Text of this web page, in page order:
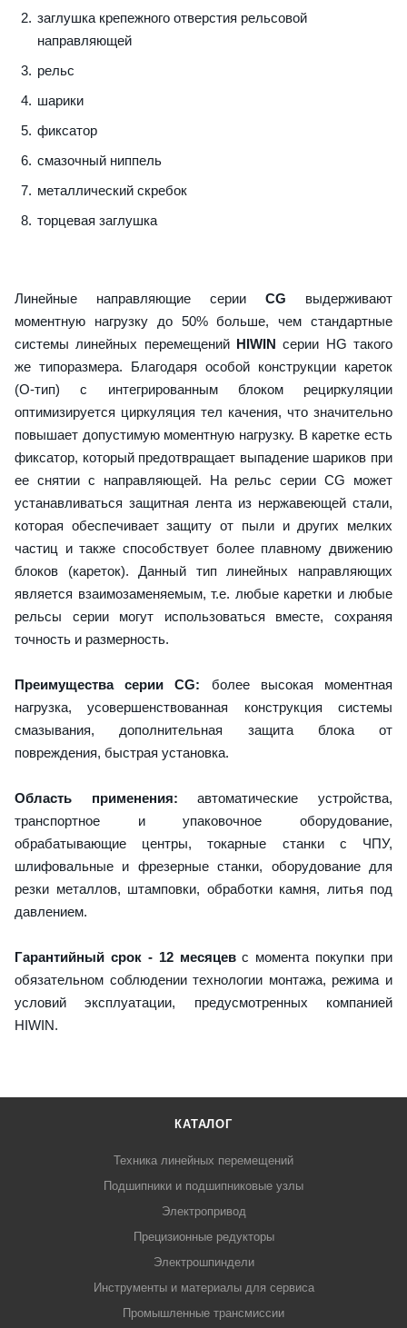
заглушка крепежного отверстия рельсовой
направляющей
рельс
шарики
фиксатор
смазочный ниппель
металлический скребок
торцевая заглушка
Линейные направляющие серии CG выдерживают
моментную нагрузку до 50% больше, чем стандартные
системы линейных перемещений HIWIN серии HG такого
же типоразмера. Благодаря особой конструкции кареток
(О-тип) с интегрированным блоком рециркуляции
оптимизируется циркуляция тел качения, что значительно
повышает допустимую моментную нагрузку. В каретке есть
фиксатор, который предотвращает выпадение шариков при
ее снятии с направляющей. На рельс серии CG может
устанавливаться защитная лента из нержавеющей стали,
которая обеспечивает защиту от пыли и других мелких
частиц и также способствует более плавному движению
блоков (кареток). Данный тип линейных направляющих
является взаимозаменяемым, т.е. любые каретки и любые
рельсы серии могут использоваться вместе, сохраняя
точность и размерность.
Преимущества серии CG: более высокая моментная
нагрузка, усовершенствованная конструкция системы
смазывания, дополнительная защита блока от
повреждения, быстрая установка.
Область применения: автоматические устройства,
транспортное и упаковочное оборудование,
обрабатывающие центры, токарные станки с ЧПУ,
шлифовальные и фрезерные станки, оборудование для
резки металлов, штамповки, обработки камня, литья под
давлением.
Гарантийный срок - 12 месяцевс момента покупки при
обязательном соблюдении технологии монтажа, режима и
условий эксплуатации, предусмотренных компанией
HIWIN.
КАТАЛОГ
Техника линейных перемещений
Подшипники и подшипниковые узлы
Электропривод
Прецизионные редукторы
Электрошпиндели
Инструменты и материалы для сервиса
Промышленные трансмиссии